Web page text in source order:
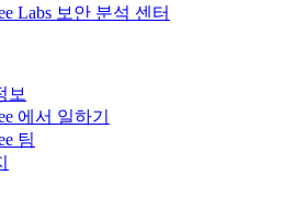
Labs 보안 분석 센터
보
에서 일하기
팀